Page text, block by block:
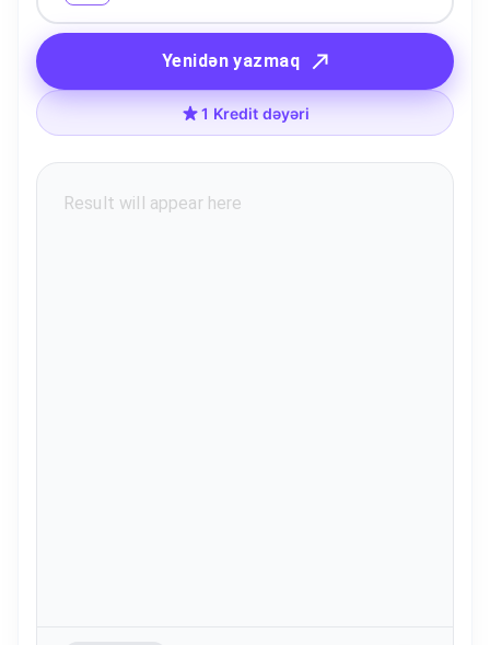
Yenidən yazmaq
1 Kredit dəyəri